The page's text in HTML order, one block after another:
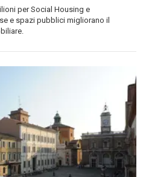
per Social Housing e
e spazi pubblici migliorano il